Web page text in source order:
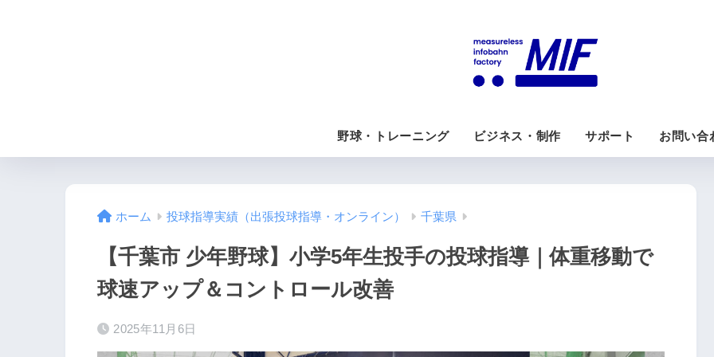
野球・トレーニング ビジネス・制作 サポート お問い合
ホーム 投球指導実績（出張投球指導・オンライン） 千葉県
【千葉市 少年野球】小学5年生投手の投球指導｜体重移動で
球速アップ＆コントロール改善
2025年11月6日